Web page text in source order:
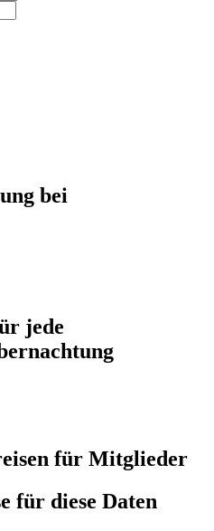
bei
jede
für Mitglieder
für diese Daten